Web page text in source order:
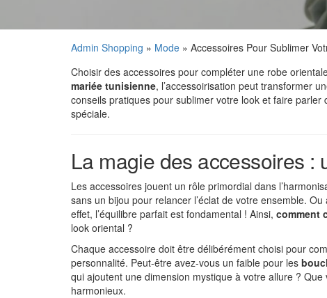
Admin Shopping » Mode » Accessoires Pour Sublimer
Choisir des accessoires pour compléter une robe
mariée tunisienne, l’accessoirisation peut transformer
conseils pratiques pour sublimer votre look et faire parler
spéciale.
La magie des accessoires :
Les accessoires jouent un rôle primordial dans
sans un bijou pour relancer l’éclat de votre ensemble. Ou
effet, l’équilibre parfait est fondamental ! Ainsi, comment
look oriental ?
Chaque accessoire doit être délibérément choisi pour
personnalité. Peut-être avez-vous un faible pour les
qui ajoutent une dimension mystique à votre allure ?
harmonieux.